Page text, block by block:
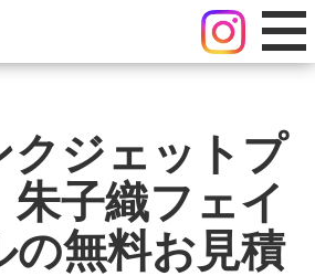
クジェットプ
子織フェイ
の無料お見積